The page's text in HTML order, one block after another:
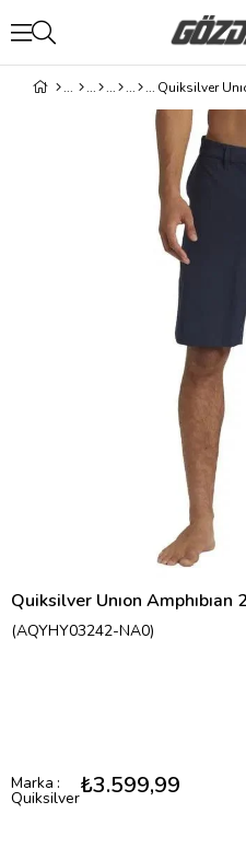
Quiksilver
Quiksilver Unıon
(AQYHY03242-NA0)
Marka :
Quiksilver₺3.599,99